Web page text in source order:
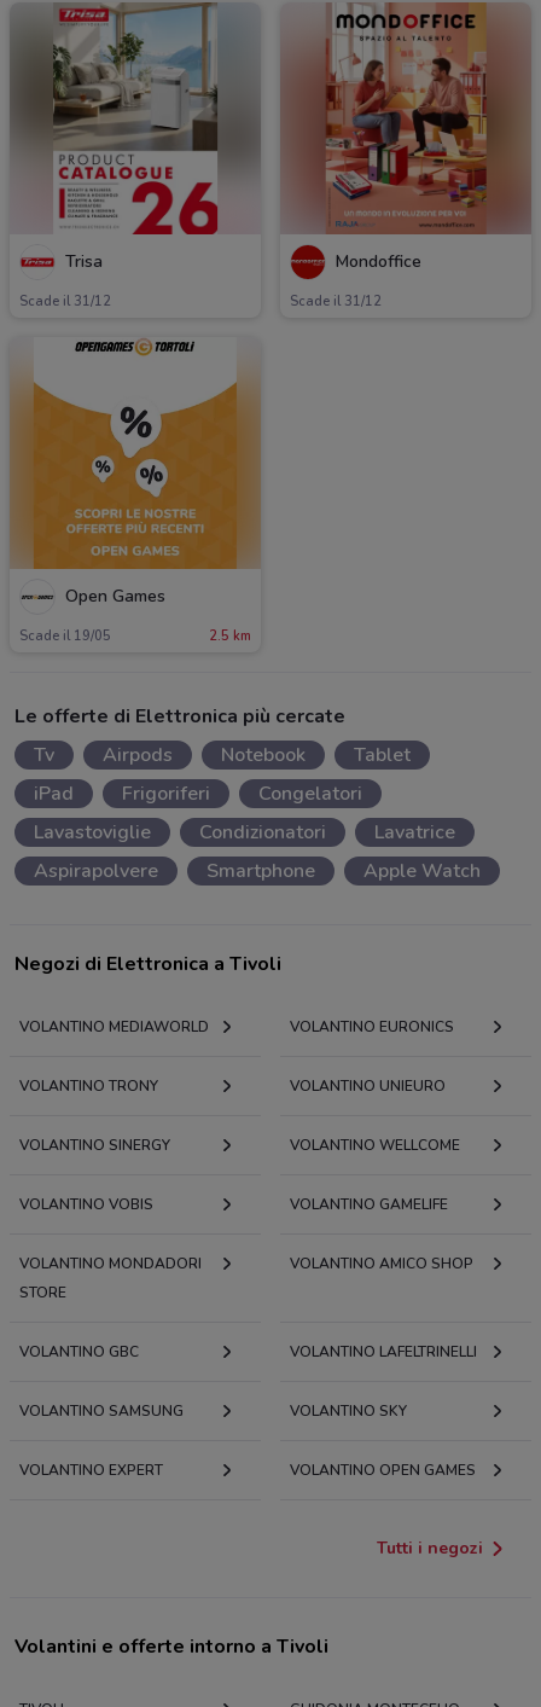
Trisa
Scade il 31/12
Mondoffice
Scade il 31/12
Open Games
Scade il 19/05 2.5 km
Le offerte di Elettronica più cercate
Tv
Airpods Notebook
Tablet
iPad
Frigoriferi
Congelatori
Lavastoviglie
Condizionatori
Lavatrice
Aspirapolvere
Smartphone Apple Watch
Negozi di Elettronica a Tivoli
VOLANTINO MEDIAWORLD VOLANTINO EURONICS
VOLANTINO TRONY VOLANTINO UNIEURO
VOLANTINO SINERGY VOLANTINO WELLCOME
VOLANTINO VOBIS VOLANTINO GAMELIFE
VOLANTINO MONDADORI
STORE
VOLANTINO AMICO SHOP
VOLANTINO GBC VOLANTINO LAFELTRINELLI
VOLANTINO SAMSUNG VOLANTINO SKY
VOLANTINO EXPERT VOLANTINO OPEN GAMES
Tutti i negozi
Volantini e offerte intorno a Tivoli